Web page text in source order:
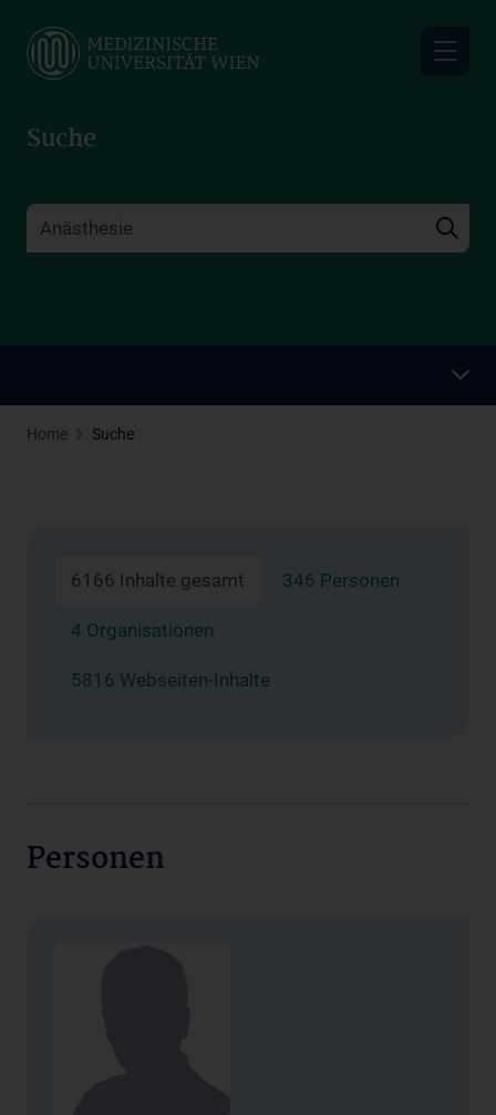
main
Suche
Home Suche
6166 Inhalte gesamt 346 Personen
4 Organisationen
5816 Webseiten-Inhalte
Personen